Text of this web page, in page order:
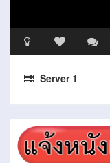
Server 1